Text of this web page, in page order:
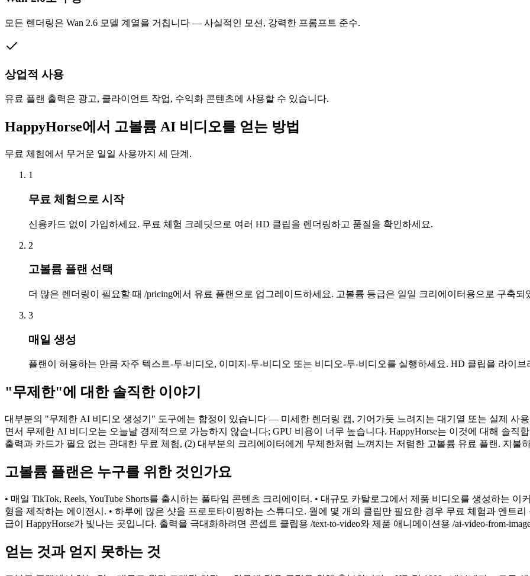
모든 렌더링은 Wan 2.6 모델 계열을 거칩니다 — 사실적인 모션, 강력한 프롬프트 준수.
상업적 사용
유료 플랜 출력은 광고, 클라이언트 작업, 수익화 콘텐츠에 사용할 수 있습니다.
HappyHorse에서 고볼륨 AI 비디오를 얻는 방법
무료 체험에서 무거운 일일 사용까지 세 단계.
1
무료 체험으로 시작
신용카드 없이 가입하세요. 무료 체험 크레딧으로 여러 HD 클립을 렌더링하고 품질을 확인하세요.
2
고볼륨 플랜 선택
더 많은 렌더링이 필요할 때 /pricing에서 유료 플랜으로 업그레이드하세요. 고볼륨 등급은 일일 크리에이터용으로 구축되
3
매일 생성
플랜이 허용하는 만큼 자주 텍스트-투-비디오, 이미지-투-비디오 또는 비디오-투-비디오를 실행하세요. HD 클립을 라이
"무제한"에 대한 솔직한 이야기
대부분의 "무제한 AI 비디오 생성기" 도구에는 함정이 있습니다 — 미세한 렌더링 캡, 기어가듯 느려지는 대기열 또는 실제 사
면서 무제한 AI 비디오는 오늘날 경제적으로 가능하지 않습니다; GPU 비용이 너무 높습니다. HappyHorse는 이것에 대해 솔직
출력과 카드가 필요 없는 관대한 무료 체험, (2) 대부분의 크리에이터에게 무제한처럼 느껴지는 저렴한 고볼륨 유료 플랜. 지불
고볼륨 플랜은 누구를 위한 것인가요
• 매일 TikTok, Reels, YouTube Shorts를 출시하는 풀타임 콘텐츠 크리에이터. • 대규모 카탈로그에서 제품 비디오를 생성하는
형을 제작하는 에이전시. • 하루에 많은 샷을 프로토타이핑하는 스튜디오. 월에 몇 개의 클립만 필요한 경우 무료 체험과 엔트
급이 HappyHorse가 빛나는 곳입니다. 출력을 극대화하려면 콘셉트 클립용 /text-to-video와 제품 애니메이션용 /ai-video-from-
얻는 것과 얻지 못하는 것